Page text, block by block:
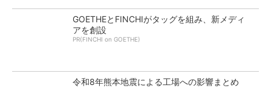
GOETHEとFINCHIがタッグを組み、新メディ
アを創設
PR(FINCHI on GOETHE)
令和8年熊本地震による工場への影響まとめ